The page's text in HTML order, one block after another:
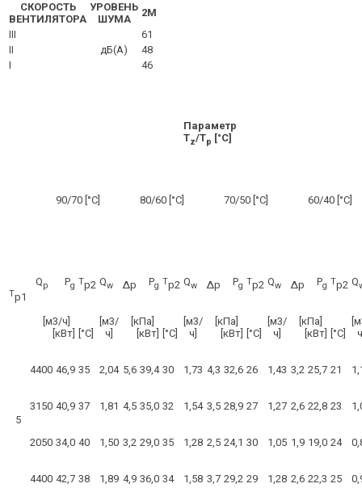
СКОРОСТЬ
ВЕНТИЛЯТОРА
УРОВЕНЬ
ШУМА
2М
III
61
II
дБ(А)
48
I
46
Параметр
Tz/Tp [°C]
90/70 [°C] 80/60 [°C] 70/50 [°C] 60/40 [°C]
Tp1
Qp Pg Tp2 Qw Δp Pg Tp2 Qw Δp Pg Tp2 Qw Δp Pg Tp2 Q
[м3/ч]
[кВт]
[°C]
[м3/
ч]
[кПа]
[кВт]
[°C]
[м3/
ч]
[кПа]
[кВт]
[°C]
[м3/
ч]
[кПа]
[кВт]
[°C]
5
4400 46,9 35 2,04 5,6 39,4 30 1,73 4,3 32,6 26 1,43 3,2 25,7 21
3150 40,9 37 1,81 4,5 35,0 32 1,54 3,5 28,9 27 1,27 2,6 22,8 23
2050 34,0 40 1,50 3,2 29,0 35 1,28 2,5 24,1 30 1,05 1,9 19,0 24
4400 42,7 38 1,89 4,9 36,0 34 1,58 3,7 29,2 29 1,28 2,6 22,3 25